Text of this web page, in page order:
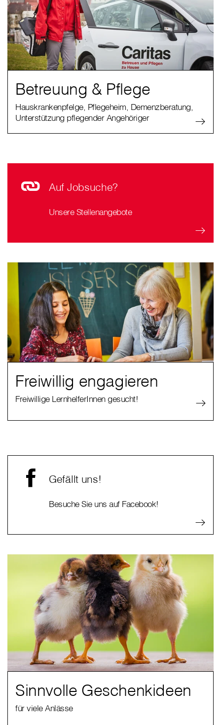
Betreuung & Pflege
Hauskrankenpfelge, Pflegeheim, Demenzberatung,
Unterstützung pflegender Angehöriger
Auf Jobsuche?
Unsere Stellenangebote
Freiwillig engagieren
Freiwillige LernhelferInnen gesucht!
Gefällt uns!
Besuche Sie uns auf Facebook!
Sinnvolle Geschenkideen
für viele Anlässe